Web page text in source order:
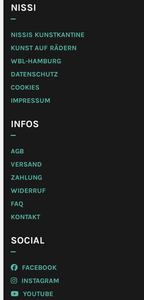
NISSI
NISSIS KUNSTKANTINE
KUNST AUF RÄDERN
WBL-HAMBURG
DATENSCHUTZ
COOKIES
IMPRESSUM
INFOS
AGB
VERSAND
ZAHLUNG
WIDERRUF
FAQ
KONTAKT
SOCIAL
FACEBOOK
INSTAGRAM
YOUTUBE